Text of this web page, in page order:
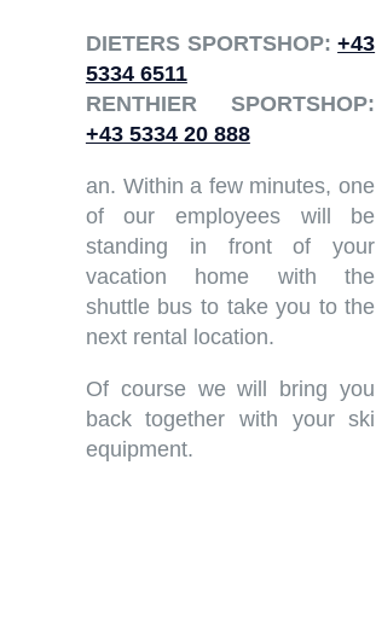
DIETERS SPORTSHOP:+43
5334 6511
RENTHIER SPORTSHOP:
+43 5334 20 888
an. Within a few minutes, one
of our employees will be
standing in front of your
vacation home with the
shuttle bus to take you to the
next rental location.
Of course we will bring you
back together with your ski
equipment.